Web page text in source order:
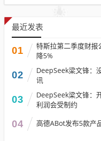
最近发表
01
特斯拉第二季度财
降5%
02
DeepSeek梁文锋：
讯
03
DeepSeek梁文锋：
利润会受制约
04 高德ABot发布5款产